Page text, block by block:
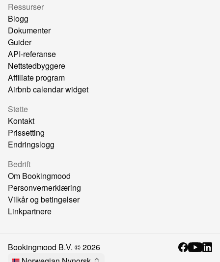
Ressurser
Blogg
Dokumenter
Guider
API-referanse
Nettstedbyggere
Affiliate program
Airbnb calendar widget
Støtte
Kontakt
Prissetting
Endringslogg
Bedrift
Om Bookingmood
Personvernerklæring
Vilkår og betingelser
Linkpartnere
Bookingmood B.V. ©2026